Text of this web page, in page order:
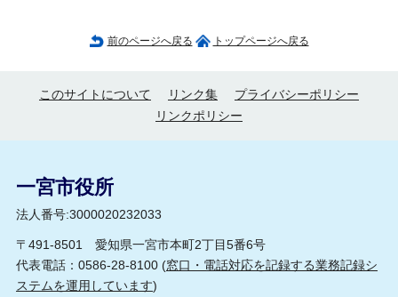
前のページへ戻る トップページへ戻る
このサイトについて リンク集
プライバシーポリシー
リンクポリシー
一宮市役所
法人番号:3000020232033
〒491-8501 愛知県一宮市本町2丁目5番6号
代表電話：0586-28-8100 (窓口・電話対応を記録する業務記録シ
ステムを運用しています)